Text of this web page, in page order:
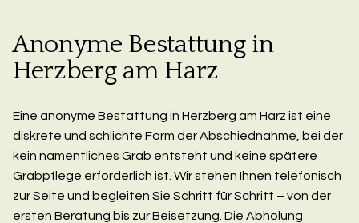
Anonyme Bestattung in
Herzberg am Harz
Eine anonyme Bestattung in Herzberg am Harz ist eine
diskrete und schlichte Form der Abschiednahme, bei der
kein namentliches Grab entsteht und keine spätere
Grabpflege erforderlich ist. Wir stehen Ihnen telefonisch
zur Seite und begleiten Sie Schritt für Schritt – von der
ersten Beratung bis zur Beisetzung. Die Abholung